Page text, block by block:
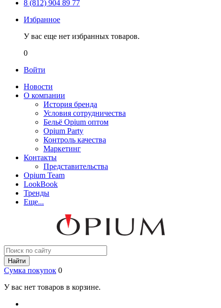
8 (812) 904 89 77
Избранное
У вас еще нет избранных товаров.
0
Войти
Новости
О компании
История бренда
Условия сотрудничества
Бельё Opium оптом
Opium Party
Контроль качества
Маркетинг
Контакты
Представительства
Opium Team
LookBook
Тренды
Еще...
Найти
Сумка покупок 0
У вас нет товаров в корзине.